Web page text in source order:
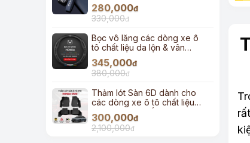
280,000đ
330,000đ
Bọc vô lăng các dòng xe ô
tô chất liệu da lộn & vân
carbon
345,000đ
380,000đ
Thảm lót Sàn 6D dành cho
các dòng xe ô tô chất liệu
TPE đúc cao cấp
300,000đ
2,100,000đ